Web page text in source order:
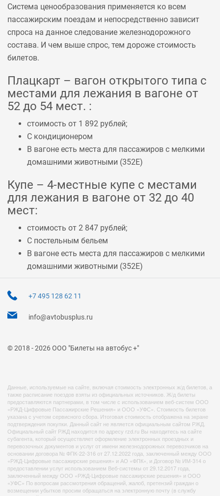
Система ценообразования применяется ко всем
пассажирским поездам и непосредственно зависит
спроса на данное следование железнодорожного
состава. И чем выше спрос, тем дороже стоимость
билетов.
Плацкарт – вагон открытого типа с
местами для лежания в вагоне от
52 до 54 мест. :
стоимость от 1 892 рублей;
С кондиционером
В вагоне есть места для пассажиров с мелкими
домашними животными (352Е)
Купе – 4-местные купе с местами
для лежания в вагоне от 32 до 40
мест:
стоимость от 2 847 рублей;
С постельным бельем
В вагоне есть места для пассажиров с мелкими
домашними животными (352Е)
+7 495 128 62 11
info@avtobusplus.ru
© 2018 - 2026 ООО "Билеты на автобус +"
Данные, используемые на сайте, включая стоимость электронных ж/д билетов, а
также расписание поездов взяты из официальных источников. Ж/д билеты
предоставляются партнерами, в том числе с использованием веб-систем ООО
«РЖД-Цифровые Пассажирские Решения» и ООО «УФС». Стоимость билетов
указана с учетом сервисного сбора. Итоговая стоимость отображена на экране
подтверждения покупки. Данный сайт не является официальным сайтом РЖД.
Официальный сайт РЖД находится по адресу rzd.ru Вы находитесь на сайте
субагента, который осуществляет оформление электронных проездных и
перевозочных документов и услуг от имени железнодорожных перевозчиков на
основании договора № ФПК-22-316 от 27.12.2022 года, заключенный между ООО
«РЖД-Цифровые пассажирские решения» и АО «ФПК», и Договор № ИМ-314 о
предоставлении услуг использованием Веб-системы от 29.12.2017 года,
заключенный между ООО «РЖД-Цифровые пассажирские решения» и ООО
«УФС» По вопросам рассмотрения обращений, жалоб, претензий граждан о
возмещении убытков просим обращаться на электронную почту (в службу